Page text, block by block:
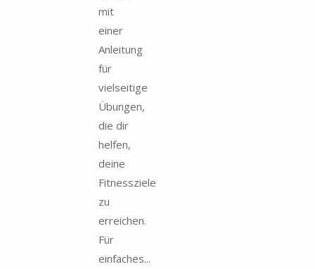
mit
einer
Anleitung
für
vielseitige
Übungen,
die dir
helfen,
deine
Fitnessziele
zu
erreichen.
Für
einfaches...